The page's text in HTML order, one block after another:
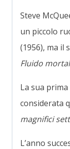
Steve
un piccolo
(1956), ma il
Fluido
La sua
considerata
magnifici
L’anno